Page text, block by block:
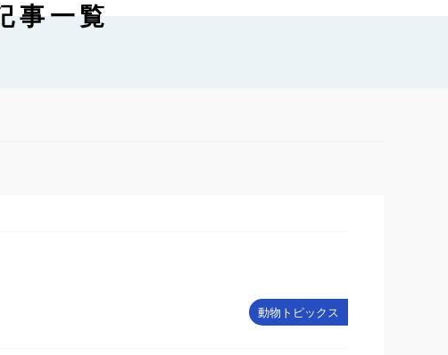
事一覧
動物トピックス